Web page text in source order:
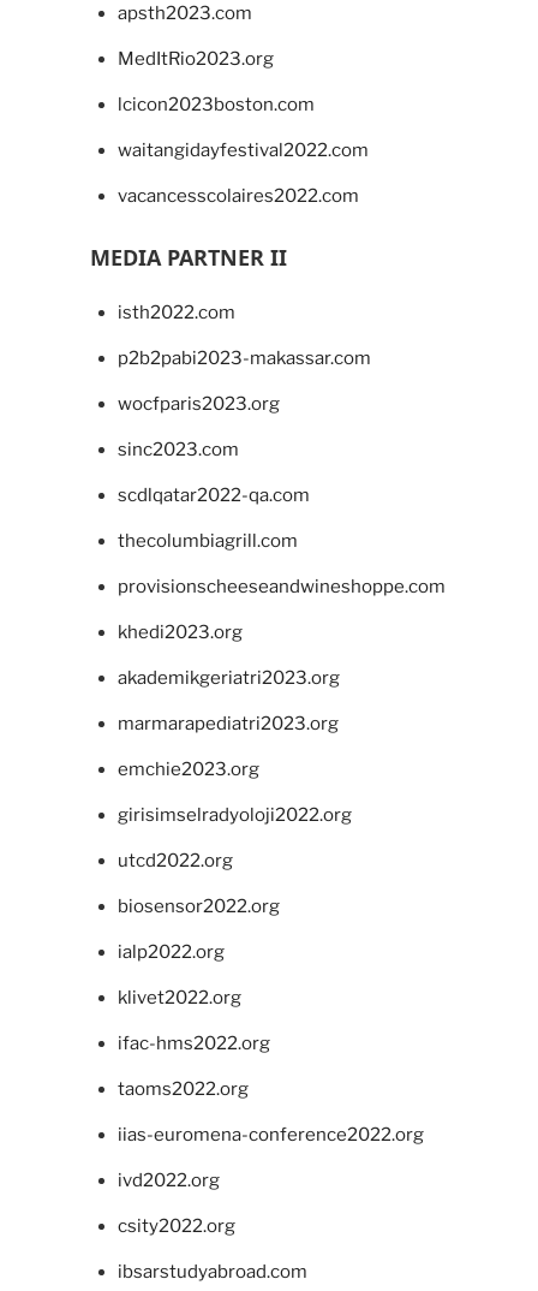
apsth2023.com
MedItRio2023.org
lcicon2023boston.com
waitangidayfestival2022.com
vacancesscolaires2022.com
MEDIA PARTNER II
isth2022.com
p2b2pabi2023-makassar.com
wocfparis2023.org
sinc2023.com
scdlqatar2022-qa.com
thecolumbiagrill.com
provisionscheeseandwineshoppe.com
khedi2023.org
akademikgeriatri2023.org
marmarapediatri2023.org
emchie2023.org
girisimselradyoloji2022.org
utcd2022.org
biosensor2022.org
ialp2022.org
klivet2022.org
ifac-hms2022.org
taoms2022.org
iias-euromena-conference2022.org
ivd2022.org
csity2022.org
ibsarstudyabroad.com